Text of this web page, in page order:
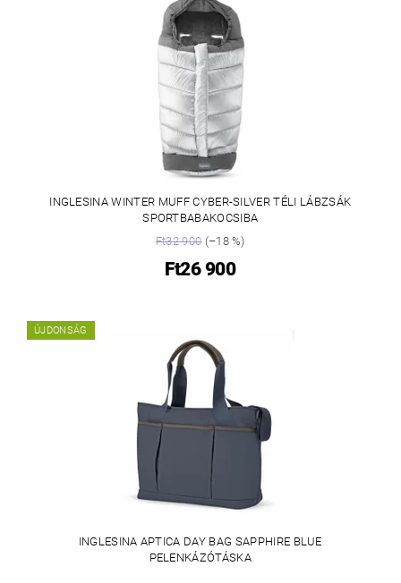
INGLESINA WINTER MUFF CYBER-SILVER TÉLI LÁBZSÁK
SPORTBABAKOCSIBA
Ft32 900(–18 %)
Ft26 900
ÚJDONSÁG
INGLESINA APTICA DAY BAG SAPPHIRE BLUE
PELENKÁZÓTÁSKA